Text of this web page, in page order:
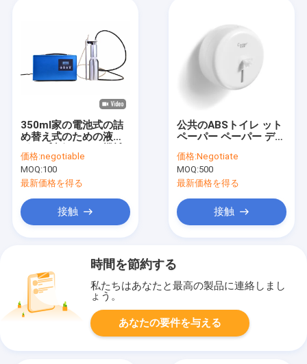
350ml家の電池式の詰
め替え式のための液体
価格:negotiable
MOQ:100
最新価格を得る
接触
公共のABSトイレ ット
ペーパー ペーパー ディ
135mmHロールスロイ
ス
価格:Negotiate
MOQ:500
最新価格を得る
接触
時間を節約する
私たちはあなたと最高の製品に連絡しまし
ょう。
あなたの要件を与える